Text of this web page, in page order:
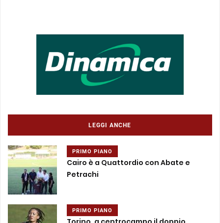
LEGGI ANCHE
PRIMO PIANO
Cairo è a Quattordio con Abate e
Petrachi
PRIMO PIANO